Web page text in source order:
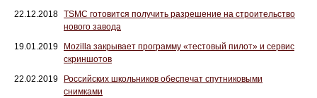
22.12.2018 TSMC готовится получить разрешение на строительство
нового завода
19.01.2019
Mozilla закрывает программу «тестовый пилот» и сервис
скриншотов
22.02.2019
Российских школьников обеспечат спутниковыми
снимками